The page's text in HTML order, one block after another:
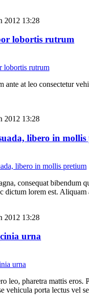
2012 13:28
lobortis rutrum
ante at leo consectetur
2012 13:28
libero in
consequat bibendum
dictum lorem est.
2012 13:28
urna
leo, pharetra mattis eros.
vehicula porta lectus vel